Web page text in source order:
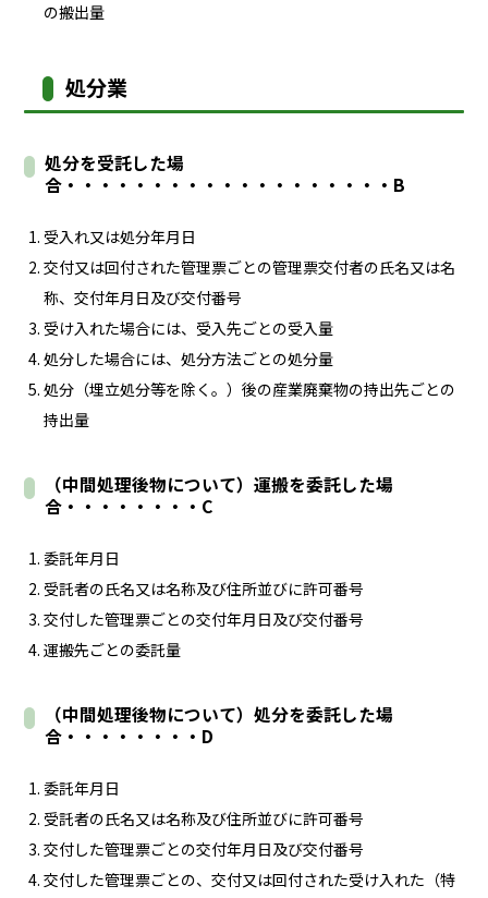
の搬出量
処分業
処分を受託した場
合・・・・・・・・・・・・・・・・・・・B
受入れ又は処分年月日
交付又は回付された管理票ごとの管理票交付者の氏名又は名
称、交付年月日及び交付番号
受け入れた場合には、受入先ごとの受入量
処分した場合には、処分方法ごとの処分量
処分（埋立処分等を除く。）後の産業廃棄物の持出先ごとの
持出量
（中間処理後物について）運搬を委託した場
合・・・・・・・・C
委託年月日
受託者の氏名又は名称及び住所並びに許可番号
交付した管理票ごとの交付年月日及び交付番号
運搬先ごとの委託量
（中間処理後物について）処分を委託した場
合・・・・・・・・D
委託年月日
受託者の氏名又は名称及び住所並びに許可番号
交付した管理票ごとの交付年月日及び交付番号
交付した管理票ごとの、交付又は回付された受け入れた（特